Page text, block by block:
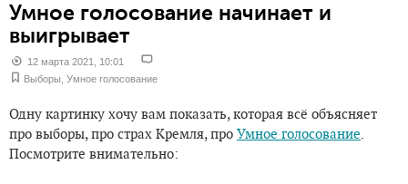
Умное голосование начинает и
выигрывает
12 марта 2021, 10:01
Выборы Умное голосование
Одну картинку хочу вам показать, которая всё объясняет
про выборы, про страх Кремля, про Умное голосование.
Посмотрите внимательно: